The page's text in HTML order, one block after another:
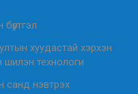
хуудастай хэрхэн
технологи
санд нэвтрэх